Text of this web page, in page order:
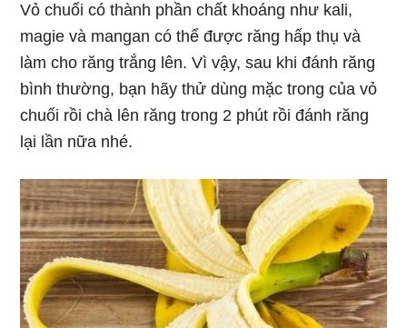
Vỏ chuối có thành phần chất khoáng như kali,
magie và mangan có thể được răng hấp thụ và
làm cho răng trắng lên. Vì vậy, sau khi đánh răng
bình thường, bạn hãy thử dùng mặc trong của vỏ
chuối rồi chà lên răng trong 2 phút rồi đánh răng
lại lần nữa nhé.